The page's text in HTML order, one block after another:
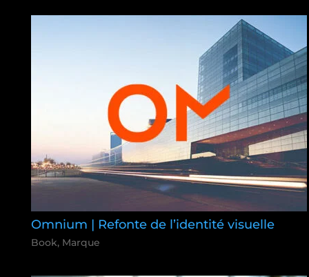
Omnium | Refonte de l’identité visuelle
Book, Marque